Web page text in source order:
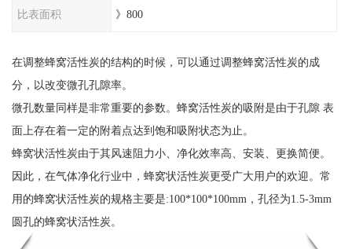
比表面积 》800
在调整蜂窝活性炭的结构的时候，可以通过调整蜂窝活性炭的成
分，以改变微孔孔隙率。
微孔数量同样是非常重要的参数。蜂窝活性炭的吸附是由于孔隙 表
面上存在着一定的附着点达到饱和吸附状态为止。
蜂窝状活性炭由于其风速阻力小、净化效率高、安装、更换简便。
因此，在气体净化行业中，蜂窝状活性炭更受广大用户的欢迎。常
用的蜂窝状活性炭的规格主要是:100*100*100mm，孔径为1.5-3mm
圆孔的蜂窝状活性炭。